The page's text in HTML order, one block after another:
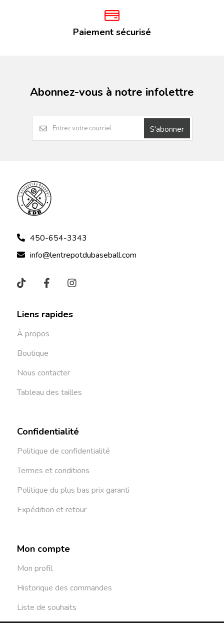
Paiement sécurisé
Abonnez-vous à notre infolettre
S'abonner
450-654-3343
info@lentrepotdubaseball.com
Liens rapides
À propos
Boutique
Nous contacter
Tableau des tailles
Confidentialité
Politique de confidentialité
Termes et conditions
Politique du plus bas prix garanti
Expédition et retour
Mon compte
Mon profil
Historique des commandes
Liste de souhaits